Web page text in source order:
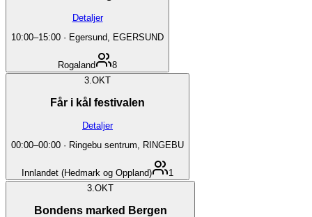
Detaljer
10:00–15:00 · Egersund, EGERSUND
Rogaland
8
3.OKT
Får i kål festivalen
Detaljer
00:00–00:00 · Ringebu sentrum, RINGEBU
Innlandet (Hedmark og Oppland)
1
3.OKT
Bondens marked Bergen